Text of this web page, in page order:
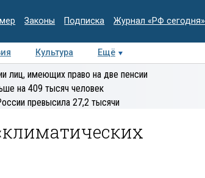
Законы Подписка Журнал «РФ сегодня»
Культура Ещё
Интервью Колумнисты
Деловая
лиц, имеющих право на две пенсии
на 409 тысяч человек
превысила 27,2 тысячи